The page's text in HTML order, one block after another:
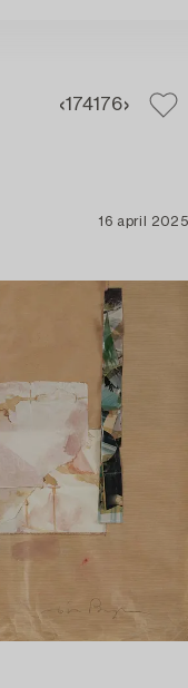
174176
16 april 2025